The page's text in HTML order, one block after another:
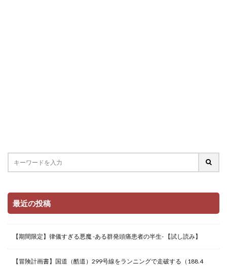
最近の投稿
【期間限定】律儀すぎる悪魔 -ある群発頭痛患者の半生- 【試し読み】
【冒険計画書】国道（酷道）299号線をランニングで走破する（188.4